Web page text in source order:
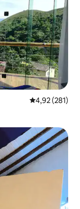
Évaluation
4,92 (281)